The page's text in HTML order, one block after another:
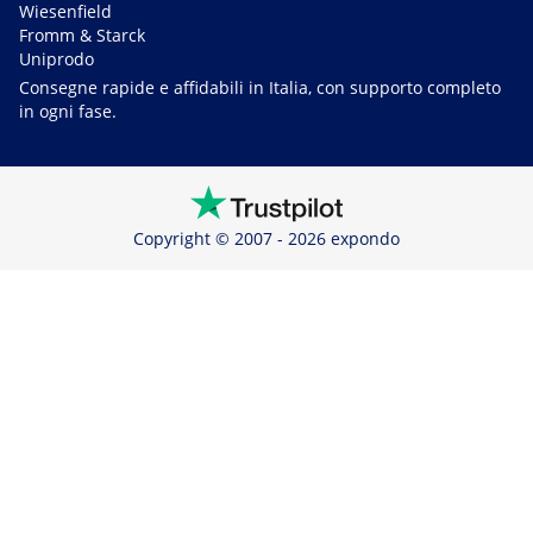
Wiesenfield
Fromm & Starck
Uniprodo
Consegne rapide e affidabili in Italia, con supporto completo
in ogni fase.
Copyright © 2007 - 2026 expondo